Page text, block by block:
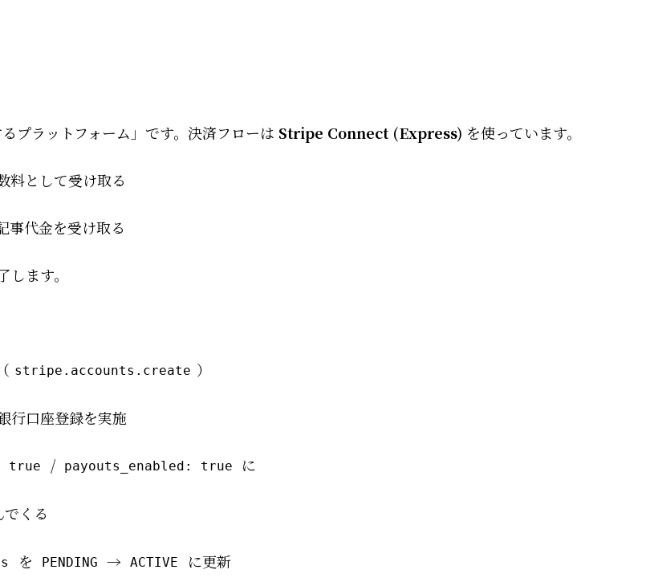
プラットフォーム」です。決済フローは Stripe Connect (Express) を使っています。
料として受け取る
代金を受け取る
ます。
stripe.accounts.create ）
行口座登録を実施
true / payouts_enabled: true に
くる
を PENDING → ACTIVE に更新